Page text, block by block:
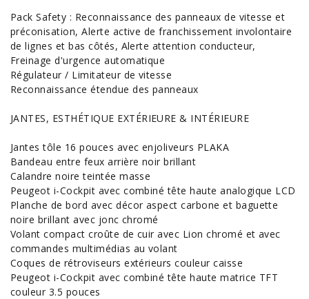
Pack Safety : Reconnaissance des panneaux de vitesse et
préconisation, Alerte active de franchissement involontaire
de lignes et bas côtés, Alerte attention conducteur,
Freinage d'urgence automatique
Régulateur / Limitateur de vitesse
Reconnaissance étendue des panneaux
JANTES, ESTHÉTIQUE EXTÉRIEURE & INTÉRIEURE
Jantes tôle 16 pouces avec enjoliveurs PLAKA
Bandeau entre feux arrière noir brillant
Calandre noire teintée masse
Peugeot i-Cockpit avec combiné tête haute analogique LCD
Planche de bord avec décor aspect carbone et baguette
noire brillant avec jonc chromé
Volant compact croûte de cuir avec Lion chromé et avec
commandes multimédias au volant
Coques de rétroviseurs extérieurs couleur caisse
Peugeot i-Cockpit avec combiné tête haute matrice TFT
couleur 3.5 pouces